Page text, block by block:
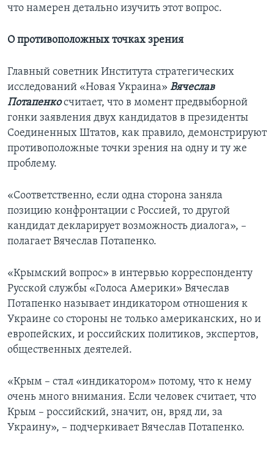
что намерен детально изучить этот вопрос.
О противоположных точках зрения
Главный советник Института стратегических
исследований «Новая Украина» Вячеслав
Потапенкосчитает, что в момент предвыборной
гонки заявления двух кандидатов в президенты
Соединенных Штатов, как правило, демонстрируют
противоположные точки зрения на одну и ту же
проблему.
«Соответственно, если одна сторона заняла
позицию конфронтации с Россией, то другой
кандидат декларирует возможность диалога», –
полагает Вячеслав Потапенко.
«Крымский вопрос» в интервью корреспонденту
Русской службы «Голоса Америки» Вячеслав
Потапенко называет индикатором отношения к
Украине со стороны не только американских, но и
европейских, и российских политиков, экспертов,
общественных деятелей.
«Крым – стал «индикатором» потому, что к нему
очень много внимания. Если человек считает, что
Крым – российский, значит, он, вряд ли, за
Украину», – подчеркивает Вячеслав Потапенко.